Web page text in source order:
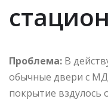
Проблема: В
обычные двери с
покрытие вздулось